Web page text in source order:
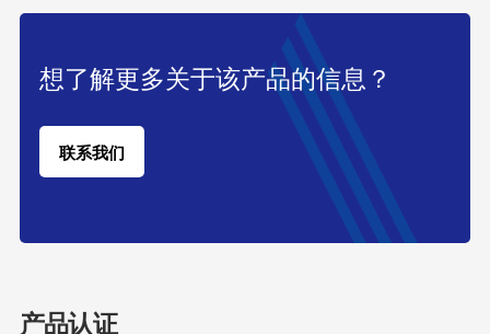
想了解更多关于该产品的信息？
联系我们
产品认证